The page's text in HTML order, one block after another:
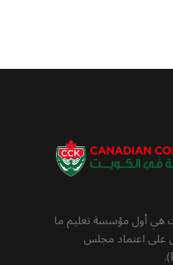
هي أول مؤسسة تعليم ما
على اعتماد مجلس